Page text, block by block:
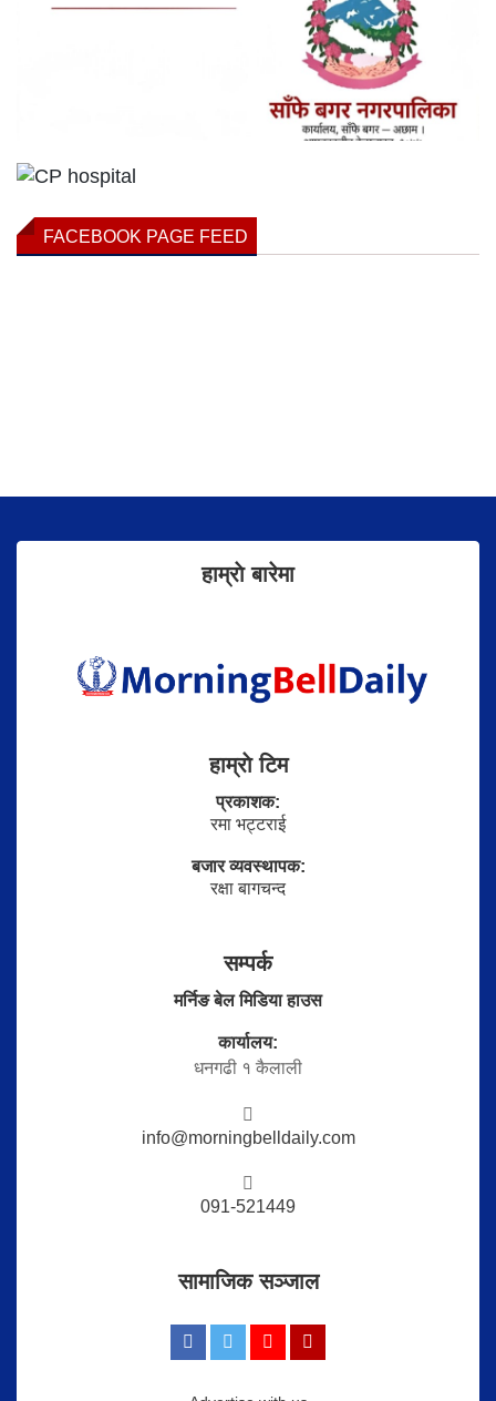
FACEBOOK PAGE FEED
हाम्राे बारेमा
हाम्राे टिम
प्रकाशक:
रमा भट्टराई
बजार व्यवस्थापक:
रक्षा बागचन्द
सम्पर्क
मर्निङ बेल मिडिया हाउस
कार्यालय:
धनगढी १ कैलाली
info@morningbelldaily.com
091-521449
सामाजिक सञ्जाल